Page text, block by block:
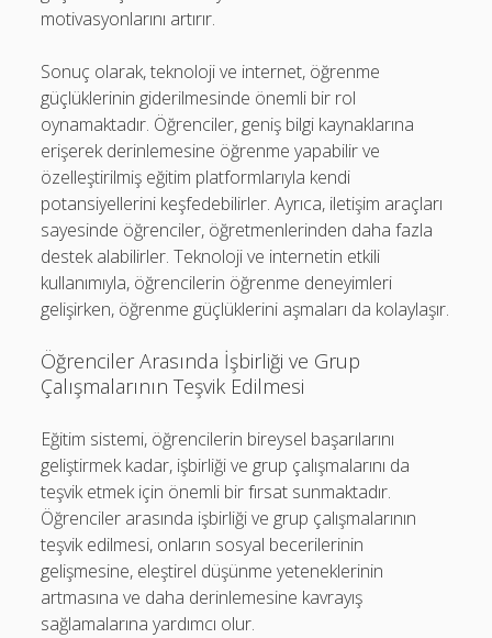
motivasyonlarını artırır.
Sonuç olarak, teknoloji ve internet, öğrenme
güçlüklerinin giderilmesinde önemli bir rol
oynamaktadır. Öğrenciler, geniş bilgi kaynaklarına
erişerek derinlemesine öğrenme yapabilir ve
özelleştirilmiş eğitim platformlarıyla kendi
potansiyellerini keşfedebilirler. Ayrıca, iletişim araçları
sayesinde öğrenciler, öğretmenlerinden daha fazla
destek alabilirler. Teknoloji ve internetin etkili
kullanımıyla, öğrencilerin öğrenme deneyimleri
gelişirken, öğrenme güçlüklerini aşmaları da kolaylaşır.
Öğrenciler Arasında İşbirliği ve Grup
Çalışmalarının Teşvik Edilmesi
Eğitim sistemi, öğrencilerin bireysel başarılarını
geliştirmek kadar, işbirliği ve grup çalışmalarını da
teşvik etmek için önemli bir fırsat sunmaktadır.
Öğrenciler arasında işbirliği ve grup çalışmalarının
teşvik edilmesi, onların sosyal becerilerinin
gelişmesine, eleştirel düşünme yeteneklerinin
artmasına ve daha derinlemesine kavrayış
sağlamalarına yardımcı olur.